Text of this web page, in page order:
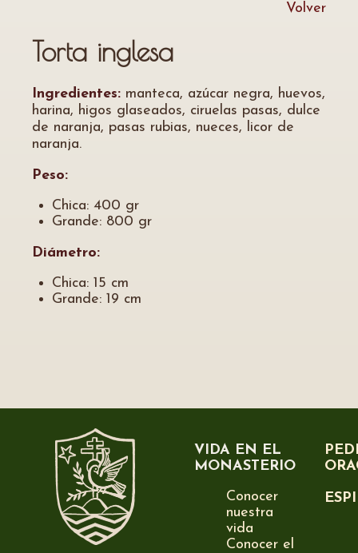
Volver
Torta inglesa
Ingredientes: manteca, azúcar negra, huevos,
harina, higos glaseados, ciruelas pasas, dulce
de naranja, pasas rubias, nueces, licor de
naranja.
Peso:
Chica: 400 gr
Grande: 800 gr
Diámetro:
Chica: 15 cm
Grande: 19 cm
VIDA EN EL
MONASTERIO
Conocer
nuestra
vida
Conocer el